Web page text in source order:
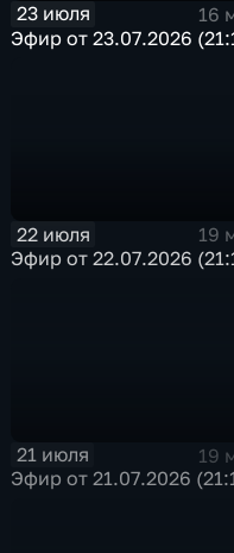
23 июля
16
Эфир от 23.07.2026
22 июля
19
Эфир от 22.07.2026
21 июля
19
Эфир от 21.07.2026